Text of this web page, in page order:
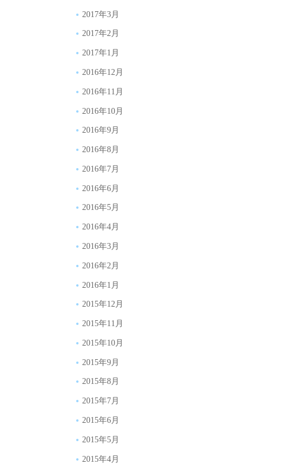
2017年3月
2017年2月
2017年1月
2016年12月
2016年11月
2016年10月
2016年9月
2016年8月
2016年7月
2016年6月
2016年5月
2016年4月
2016年3月
2016年2月
2016年1月
2015年12月
2015年11月
2015年10月
2015年9月
2015年8月
2015年7月
2015年6月
2015年5月
2015年4月